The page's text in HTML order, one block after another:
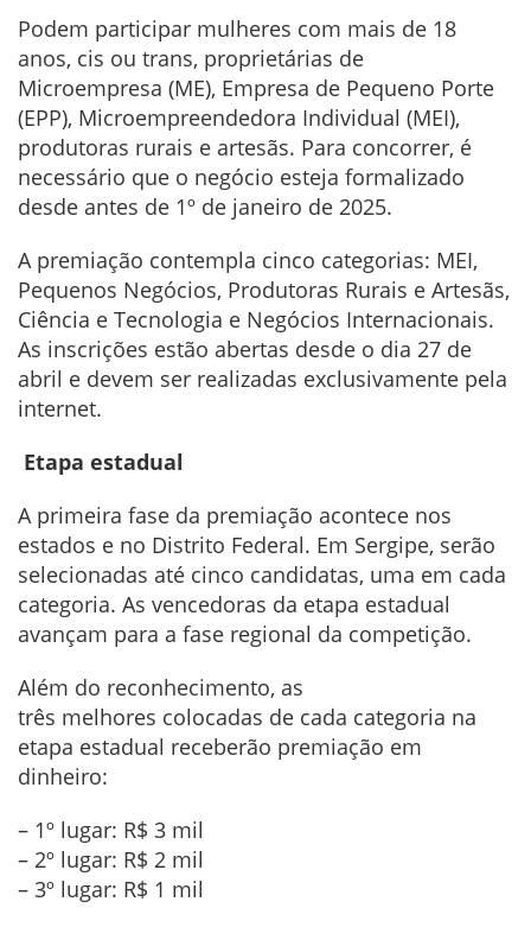
Podem participar mulheres com mais de 18
anos, cis ou trans, proprietárias de
Microempresa (ME), Empresa de Pequeno Porte
(EPP), Microempreendedora Individual (MEI),
produtoras rurais e artesãs. Para concorrer, é
necessário que o negócio esteja formalizado
desde antes de 1º de janeiro de 2025.
A premiação contempla cinco categorias: MEI,
Pequenos Negócios, Produtoras Rurais e Artesãs,
Ciência e Tecnologia e Negócios Internacionais.
As inscrições estão abertas desde o dia 27 de
abril e devem ser realizadas exclusivamente pela
internet.
Etapa estadual
A primeira fase da premiação acontece nos
estados e no Distrito Federal. Em Sergipe, serão
selecionadas até cinco candidatas, uma em cada
categoria. As vencedoras da etapa estadual
avançam para a fase regional da competição.
Além do reconhecimento, as
três melhores colocadas de cada categoria na
etapa estadual receberão premiação em
dinheiro:
– 1º lugar: R$ 3 mil
– 2º lugar: R$ 2 mil
– 3º lugar: R$ 1 mil